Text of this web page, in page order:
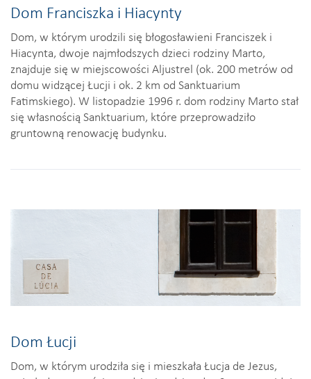
Dom Franciszka i Hiacynty
Dom, w którym urodzili się błogosławieni Franciszek i
Hiacynta, dwoje najmłodszych dzieci rodziny Marto,
znajduje się w miejscowości Aljustrel (ok. 200 metrów od
domu widzącej Łucji i ok. 2 km od Sanktuarium
Fatimskiego). W listopadzie 1996 r. dom rodziny Marto stał
się własnością Sanktuarium, które przeprowadziło
gruntowną renowację budynku.
Dom Łucji
Dom, w którym urodziła się i mieszkała Łucja de Jezus,